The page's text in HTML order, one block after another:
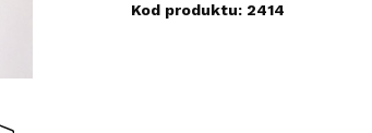
Kod produktu: 2414